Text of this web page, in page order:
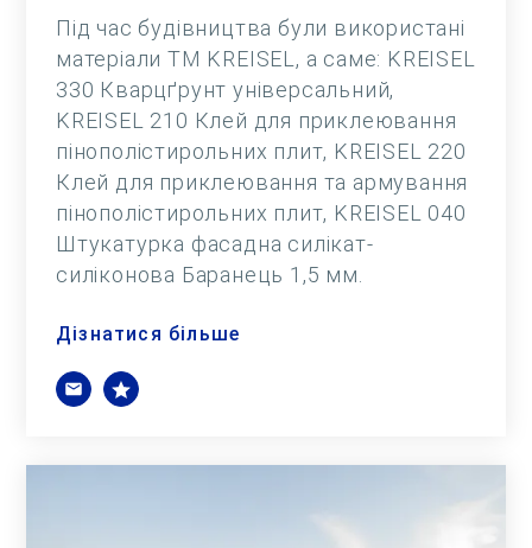
Під час будівництва були використані
матеріали ТМ KREISEL, а саме: KREISEL
330 Кварцґрунт універсальний,
KREISEL 210 Клей для приклеювання
пінополістирольних плит, KREISEL 220
Клей для приклеювання та армування
пінополістирольних плит, KREISEL 040
Штукатурка фасадна силікат-
силіконова Баранець 1,5 мм.
Дізнатися більше